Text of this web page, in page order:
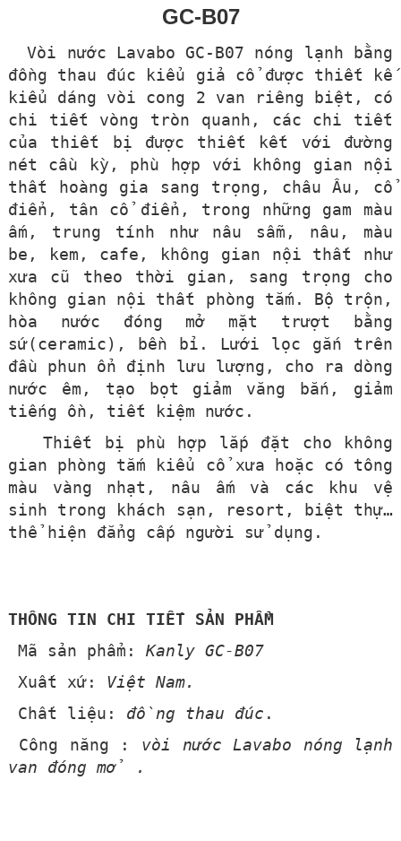
GC-B07
Vòi nước Lavabo GC-B07 nóng lạnh bằng
đồng thau đúc kiểu giả cổ được thiết kế
kiểu dáng vòi cong 2 van riêng biệt, có
chi tiết vòng tròn quanh, các chi tiết
của thiết bị được thiết kết với đường
nét cầu kỳ, phù hợp với không gian nội
thất hoàng gia sang trọng, châu Âu, cổ
điển, tân cổ điển, trong những gam màu
ấm, trung tính như nâu sẫm, nâu, màu
be, kem, cafe, không gian nội thất như
xưa cũ theo thời gian, sang trọng cho
không gian nội thất phòng tắm. Bộ trộn,
hòa nước đóng mở mặt trượt bằng
sứ(ceramic), bền bỉ. Lưới lọc gắn trên
đầu phun ổn định lưu lượng, cho ra dòng
nước êm, tạo bọt giảm văng bắn, giảm
tiếng ồn, tiết kiệm nước.
Thiết bị phù hợp lắp đặt cho không
gian phòng tắm kiểu cổ xưa hoặc có tông
màu vàng nhạt, nâu ấm và các khu vệ
sinh trong khách sạn, resort, biệt thự…
thể hiện đẳng cấp người sử dụng.
THÔNG TIN CHI TIẾT SẢN PHẨM
Mã sản phẩm: Kanly GC-B07
Xuất xứ: Việt Nam.
Chất liệu: đồng thau đúc .
Công năng : vòi nước Lavabo nóng lạnh
van đóng mở .